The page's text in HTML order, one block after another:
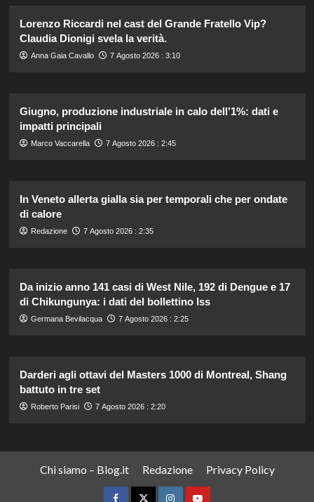
Lorenzo Riccardi nel cast del Grande Fratello Vip?
Claudia Dionigi svela la verità.
Anna Gaia Cavallo 7 Agosto 2026 : 3:10
Giugno, produzione industriale in calo dell’1%: dati e
impatti principali
Marco Vaccarella 7 Agosto 2026 : 2:45
In Veneto allerta gialla sia per temporali che per ondate
di calore
Redazione 7 Agosto 2026 : 2:35
Da inizio anno 141 casi di West Nile, 192 di Dengue e 17
di Chikungunya: i dati del bollettino Iss
Germana Bevilacqua 7 Agosto 2026 : 2:25
Darderi agli ottavi del Masters 1000 di Montreal, Shang
battuto in tre set
Roberto Parisi 7 Agosto 2026 : 2:20
Chi siamo – Blog.it Redazione Privacy Policy